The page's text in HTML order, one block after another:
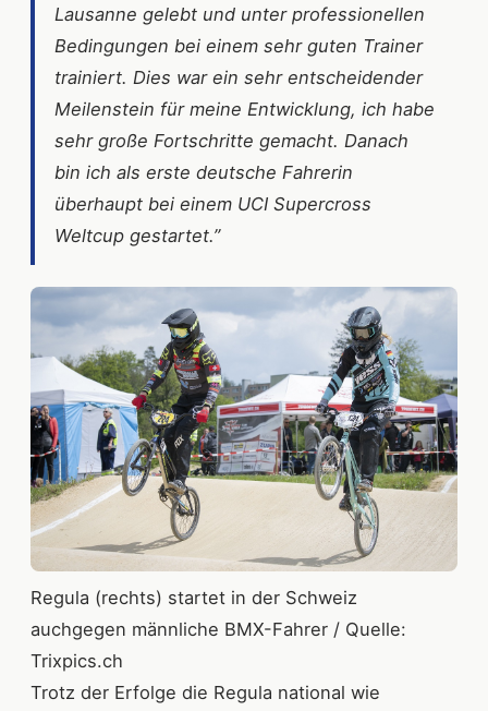
Lausanne gelebt und unter professionellen
Bedingungen bei einem sehr guten Trainer
trainiert. Dies war ein sehr entscheidender
Meilenstein für meine Entwicklung, ich habe
sehr große Fortschritte gemacht. Danach
bin ich als erste deutsche Fahrerin
überhaupt bei einem UCI Supercross
Weltcup gestartet.”
Regula (rechts) startet in der Schweiz
auchgegen männliche BMX-Fahrer / Quelle:
Trixpics.ch
Trotz der Erfolge die Regula national wie